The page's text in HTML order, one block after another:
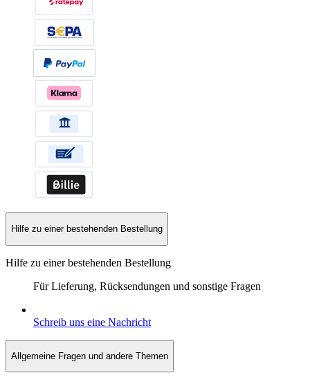
Hilfe zu einer bestehenden Bestellung
Hilfe zu einer bestehenden Bestellung
Für Lieferung, Rücksendungen und sonstige Fragen
Schreib uns eine Nachricht
Allgemeine Fragen und andere Themen